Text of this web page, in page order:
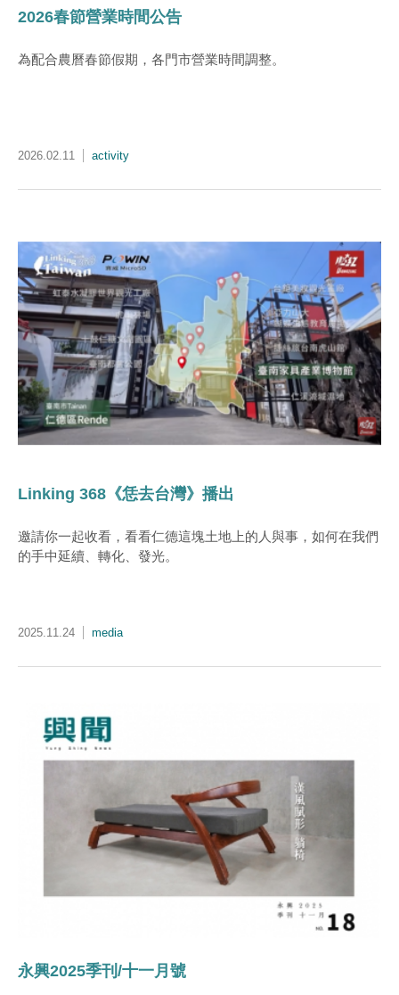
2026春節營業時間公告
為配合農曆春節假期，各門市營業時間調整。
2026.02.11 activity
Linking 368《恁去台灣》播出
邀請你一起收看，看看仁德這塊土地上的人與事，如何在我們
的手中延續、轉化、發光。
2025.11.24 media
永興2025季刊/十一月號